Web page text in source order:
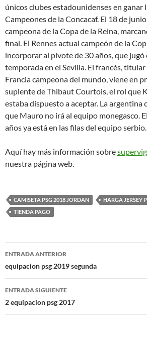
únicos clubes estadounidenses en ganar
Campeones de la Concacaf. El 18 de
campeona de la Copa de la Reina,
final. El Rennes actual campeón de la
incorporar al pivote de 30 años, que jugó
temporada en el Sevilla. El francés, titular
Francia campeona del mundo, viene en
suplente de Thibaut Courtois, el rol que
estaba dispuesto a aceptar. La argentina
que Mauro no irá al equipo monegasco.
años ya está en las filas del equipo serbio.
Aquí hay más información sobre
nuestra página web.
CAMISETA PSG 2018 JORDAN
HARGA JERSEY
TIENDA PAGO
Navegación
de
entradas
ENTRADA ANTERIOR
equipacion psg 2019 segunda
ENTRADA SIGUIENTE
2 equipacion psg 2017